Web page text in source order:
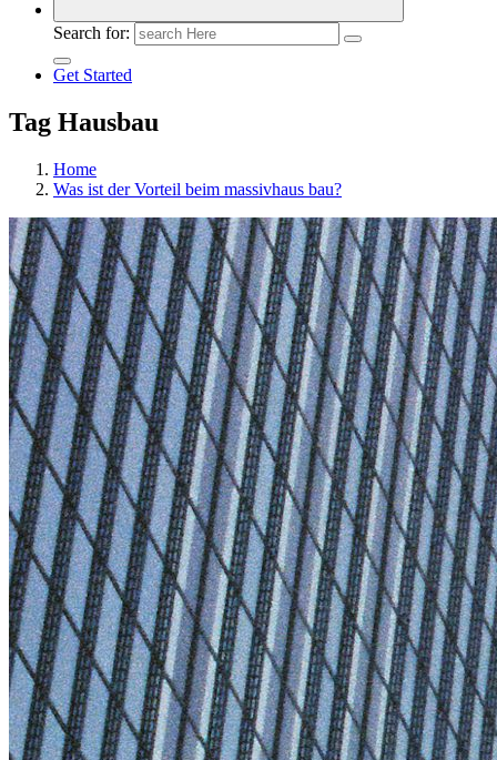
Search for:
Get Started
Tag Hausbau
Home
Was ist der Vorteil beim massivhaus bau?